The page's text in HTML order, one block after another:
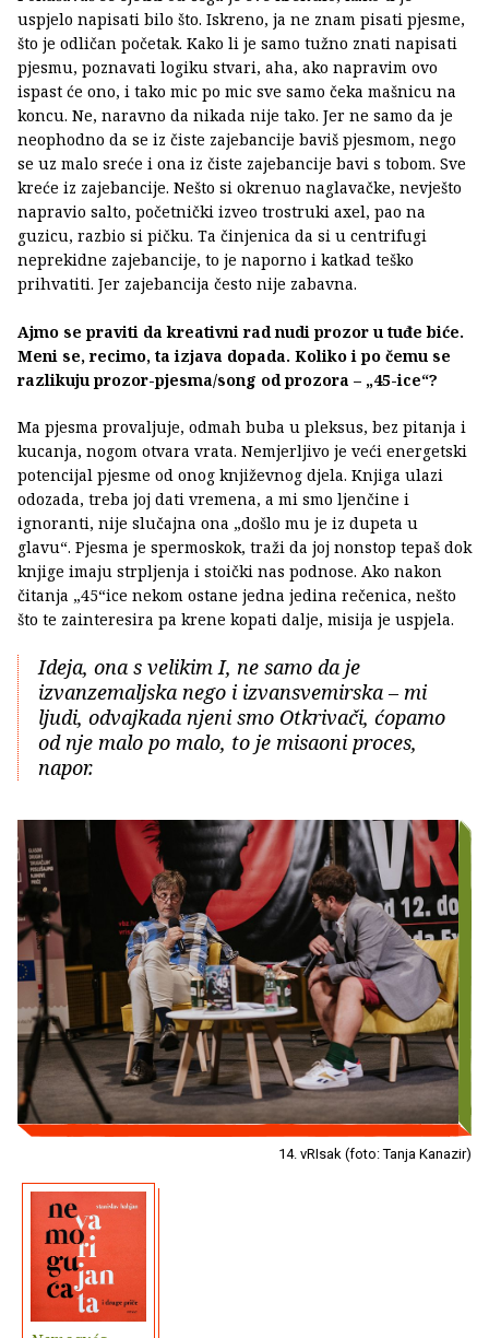
uspjelo napisati bilo što. Iskreno, ja ne znam pisati pjesme,
što je odličan početak. Kako li je samo tužno znati napisati
pjesmu, poznavati logiku stvari, aha, ako napravim ovo
ispast će ono, i tako mic po mic sve samo čeka mašnicu na
koncu. Ne, naravno da nikada nije tako. Jer ne samo da je
neophodno da se iz čiste zajebancije baviš pjesmom, nego
se uz malo sreće i ona iz čiste zajebancije bavi s tobom. Sve
kreće iz zajebancije. Nešto si okrenuo naglavačke, nevješto
napravio salto, početnički izveo trostruki axel, pao na
guzicu, razbio si pičku. Ta činjenica da si u centrifugi
neprekidne zajebancije, to je naporno i katkad teško
prihvatiti. Jer zajebancija često nije zabavna.
Ajmo se praviti da kreativni rad nudi prozor u tuđe biće.
Meni se, recimo, ta izjava dopada. Koliko i po čemu se
razlikuju prozor-pjesma/song od prozora – „45-ice“?
Ma pjesma provaljuje, odmah buba u pleksus, bez pitanja i
kucanja, nogom otvara vrata. Nemjerljivo je veći energetski
potencijal pjesme od onog književnog djela. Knjiga ulazi
odozada, treba joj dati vremena, a mi smo ljenčine i
ignoranti, nije slučajna ona „došlo mu je iz dupeta u
glavu“. Pjesma je spermoskok, traži da joj nonstop tepaš dok
knjige imaju strpljenja i stoički nas podnose. Ako nakon
čitanja „45“ice nekom ostane jedna jedina rečenica, nešto
što te zainteresira pa krene kopati dalje, misija je uspjela.
Ideja, ona s velikim I, ne samo da je
izvanzemaljska nego i izvansvemirska – mi
ljudi, odvajkada njeni smo Otkrivači, ćopamo
od nje malo po malo, to je misaoni proces,
napor.
14. vRIsak (foto: Tanja Kanazir)